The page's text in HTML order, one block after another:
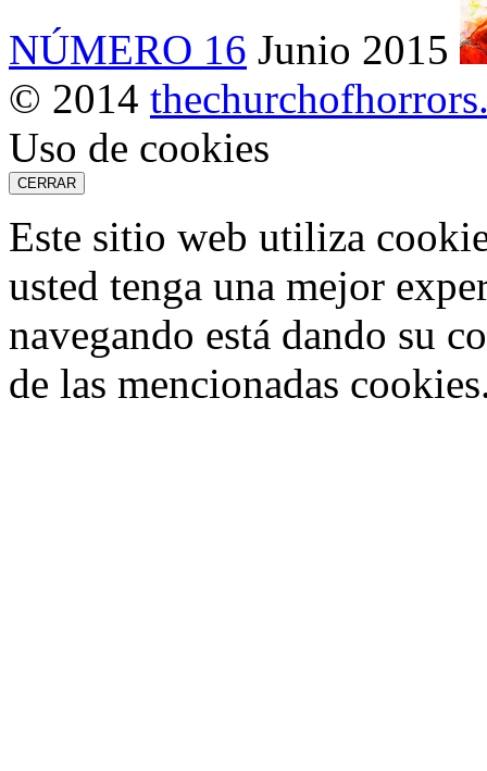
NÚMERO 16 Junio 2015
© 2014
Uso de cookies
CERRAR
Este sitio web utiliza
usted tenga una mejor
navegando está dando su
de las mencionadas